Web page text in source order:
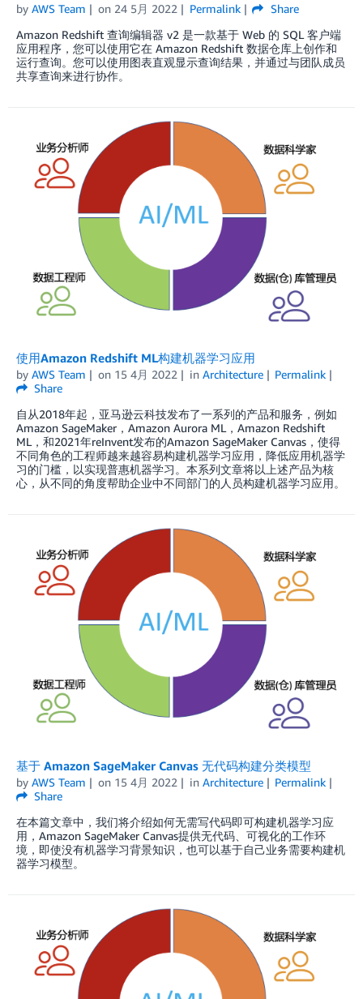
by AWS Team on 24 5月 2022 Permalink
Share
Amazon Redshift 查询编辑器 v2 是一款基于 Web 的 SQL 客户端
应用程序，您可以使用它在 Amazon Redshift 数据仓库上创作和
运行查询。您可以使用图表直观显示查询结果，并通过与团队成员
共享查询来进行协作。
使用Amazon Redshift ML构建机器学习应用
by AWS Team on 15 4月 2022 in Architecture
Permalink
Share
自从2018年起，亚马逊云科技发布了一系列的产品和服务，例如
Amazon SageMaker，Amazon Aurora ML，Amazon Redshift
ML，和2021年reInvent发布的Amazon SageMaker Canvas，使得
不同角色的工程师越来越容易构建机器学习应用，降低应用机器学
习的门槛，以实现普惠机器学习。本系列文章将以上述产品为核
心，从不同的角度帮助企业中不同部门的人员构建机器学习应用。
基于 Amazon SageMaker Canvas 无代码构建分类模型
by AWS Team on 15 4月 2022 in Architecture
Permalink
Share
在本篇文章中，我们将介绍如何无需写代码即可构建机器学习应
用，Amazon SageMaker Canvas提供无代码、可视化的工作环
境，即使没有机器学习背景知识，也可以基于自己业务需要构建机
器学习模型。